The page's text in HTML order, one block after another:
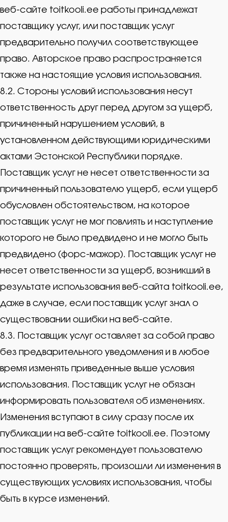
веб-сайте toitkooli.ee работы принадлежат
поставщику услуг, или поставщик услуг
предварительно получил соответствующее
право. Авторское право распространяется
также на настоящие условия использования.
8.2. Стороны условий использования несут
ответственность друг перед другом за ущерб,
причиненный нарушением условий, в
установленном действующими юридическими
актами Эстонской Республики порядке.
Поставщик услуг не несет ответственности за
причиненный пользователю ущерб, если ущерб
обусловлен обстоятельством, на которое
поставщик услуг не мог повлиять и наступление
которого не было предвидено и не могло быть
предвидено (форс-мажор). Поставщик услуг не
несет ответственности за ущерб, возникший в
результате использования веб-сайта toitkooli.ee,
даже в случае, если поставщик услуг знал о
существовании ошибки на веб-сайте.
8.3. Поставщик услуг оставляет за собой право
без предварительного уведомления и в любое
время изменять приведенные выше условия
использования. Поставщик услуг не обязан
информировать пользователя об изменениях.
Изменения вступают в силу сразу после их
публикации на веб-сайте toitkooli.ee. Поэтому
поставщик услуг рекомендует пользователю
постоянно проверять, произошли ли изменения в
существующих условиях использования, чтобы
быть в курсе изменений.